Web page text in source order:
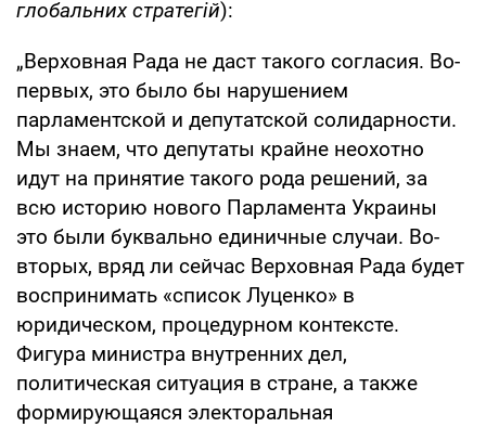
глобальних стратегій):
„Верховная Рада не даст такого согласия. Во-
первых, это было бы нарушением
парламентской и депутатской солидарности.
Мы знаем, что депутаты крайне неохотно
идут на принятие такого рода решений, за
всю историю нового Парламента Украины
это были буквально единичные случаи. Во-
вторых, вряд ли сейчас Верховная Рада будет
воспринимать «список Луценко» в
юридическом, процедурном контексте.
Фигура министра внутренних дел,
политическая ситуация в стране, а также
формирующаяся электоральная